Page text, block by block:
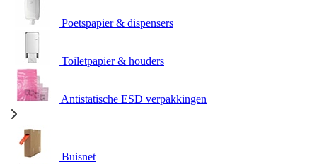
Poetspapier & dispensers
Toiletpapier & houders
Antistatische ESD verpakkingen
Buisnet